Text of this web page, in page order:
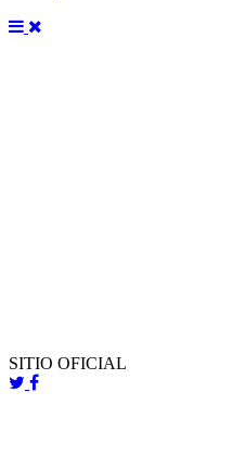
SITIO OFICIAL